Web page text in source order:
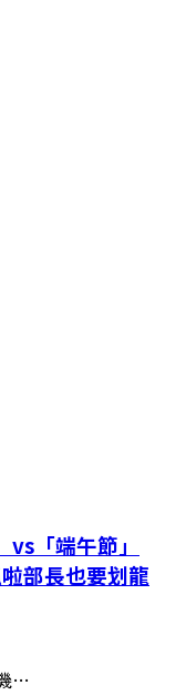
「端午節」
部長也要划龍
…